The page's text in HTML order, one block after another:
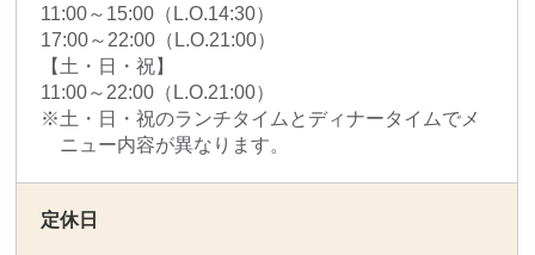
11:00～15:00（L.O.14:30）
17:00～22:00（L.O.21:00）
【土・日・祝】
11:00～22:00（L.O.21:00）
土・日・祝のランチタイムとディナータイムでメ
ニュー内容が異なります。
定休日